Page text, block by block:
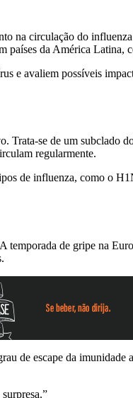
na circulação do
países da América Latina,
e avaliem possíveis
Trata-se de um
regularmente.
de influenza, como o
temporada de gripe na
de escape da